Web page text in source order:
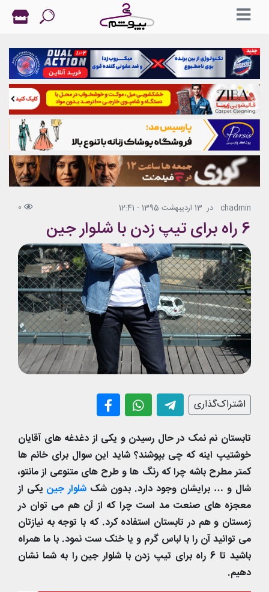
chadmin در 13 اردیبهشت 1395 - 12:41 0
6 راه برای تیپ زدن با شلوار جین
اشتراک‌گذاری
تابستان نم نمک در حال رسیدن و یکی از دغدغه های آقایان
خوشتیپ اینه که چی بپوشند؟ شاید این سوال برای خانم ها
کمتر مطرح باشه چرا که رنگ ها و طرح های متنوعی از مانتو،
شال و … برایشان وجود دارد. بدون شک شلوار جین یکی از
معجزه های صنعت مد است چرا که از آن هم می توان در
زمستان و هم در تابستان استفاده کرد. که با توجه به نیازتان
می توانید آن را با لباس گرم و یا خنک ست نمود. با ما همراه
باشید تا 6 راه برای تیپ زدن با شلوار جین را به شما نشان
دهیم.